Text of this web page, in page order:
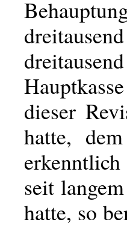
dieser
hatte,
seit
hatte, so